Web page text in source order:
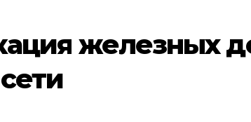
железных